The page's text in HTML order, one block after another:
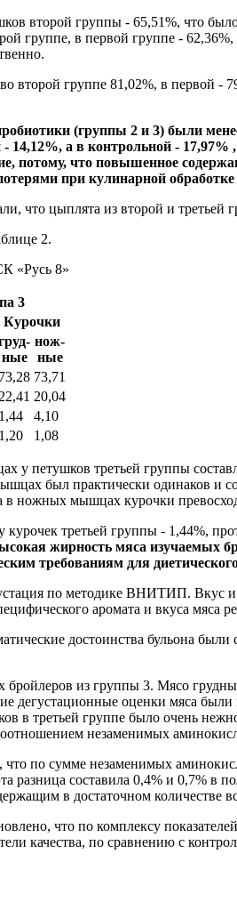
второй группы - 65,51%, что
группе, в первой группе -
группе 81,02%, в первой -
(группы 2 и 3) были
14,12%, а в контрольной -
потому, что повышенное
при кулинарной
что цыплята из второй и
2.
«Русь 8»
3
Курочки
ные
нож-
ные
73,28 73,71
22,41 20,04
1,44
4,10
1,20 1,08
у петушков третьей группы
был практически одинаков
ножных мышцах курочки
третьей группы - 1,44%,
жирность мяса изучаемых
требованиям для
по методике ВНИТИП. Вкус
аромата и вкуса мяса
достоинства бульона
бройлеров из группы 3. Мясо
дегустационные оценки мяса
третьей группе было очень
незаменимых
что по сумме незаменимых
разница составила 0,4% и 0,7%
в достаточном количестве
что по комплексу
качества, по сравнению с